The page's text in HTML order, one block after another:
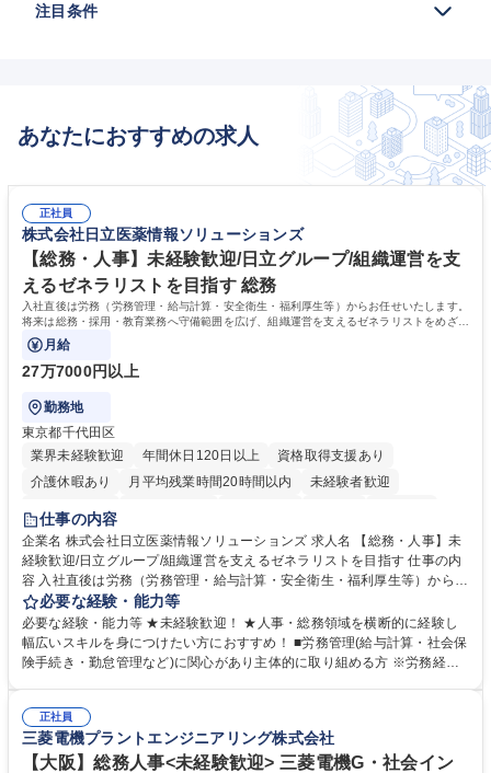
注目条件
あなたにおすすめの求人
正社員
株式会社日立医薬情報ソリューションズ
【総務・人事】未経験歓迎/日立グループ/組織運営を支
えるゼネラリストを目指す 総務
入社直後は労務（労務管理・給与計算・安全衛生・福利厚生等）からお任せいたします。
将来は総務・採用・教育業務へ守備範囲を広げ、組織運営を支えるゼネラリストをめざせ
ます。
月給
27万7000円以上
勤務地
東京都千代田区
業界未経験歓迎
年間休日120日以上
資格取得支援あり
介護休暇あり
月平均残業時間20時間以内
未経験者歓迎
住宅手当あり
育休あり
完全週休2日制 交通費支給 土日祝休み 寮・社宅あり
仕事の内容
企業名 株式会社日立医薬情報ソリューションズ 求人名 【総務・人事】未
経験歓迎/日立グループ/組織運営を支えるゼネラリストを目指す 仕事の内
容 入社直後は労務（労務管理・給与計算・安全衛生・福利厚生等）からお
任せいたします。将来は総務・採用・教育業務へ守備範囲を広げ、組織運
営を支えるゼネラリストをめざせます。 ・初期業務：労働時間管理、給与
計算、社会保険対応、福利厚生管理、安全衛生、健康経営推進等をお任せ
します。ご経験に応じて、休職者管理など、幅広く経験を積んでいただき
幅広く経験を積みたい意欲がある方に最適な環境です。 募集職種 【総
務・人事】未経験歓迎/日立グループ/組織運営を支えるゼネラリストを目
指す
必要な経験・能力等
必要な経験・能力等 ★未経験歓迎！ ★人事・総務領域を横断的に経験し
幅広いスキルを身につけたい方におすすめ！ ■労務管理(給与計算・社会保
険手続き・勤怠管理など)に関心があり主体的に取り組める方 ※労務経験
のご経験 ■労務管理（給与計算・社会保険手続き・勤怠管理など）の経験
■衛生管理者の資格をお持ちの方 学歴・資格 学歴：大学院 大学 高専 短大
専修学校 高校 語学力： 資格：
正社員
三菱電機プラントエンジニアリング株式会社
【大阪】総務人事<未経験歓迎> 三菱電機G・社会イン